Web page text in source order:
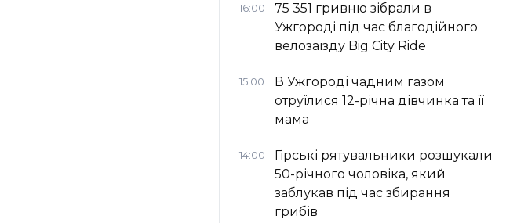
16:00
75 351 гривню зібрали в
Ужгороді під час благодійного
велозаїзду Big Сity Ride
15:00
В Ужгороді чадним газом
отруїлися 12-річна дівчинка та її
мама
14:00
Гірські рятувальники розшукали
50-річного чоловіка, який
заблукав під час збирання
грибів